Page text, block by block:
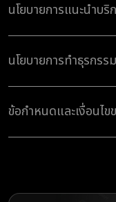
นโยบายการแนะนำบ
นโยบายการทำธุรกร
ข้อกำหนดและเงื่อนไ